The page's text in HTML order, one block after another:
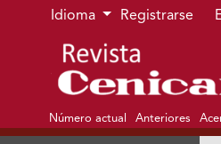
Ir al menú de navegación
Ir al contenido principal
Ir al pie de página del sitio
Idioma Registrarse
Número actual Anteriores